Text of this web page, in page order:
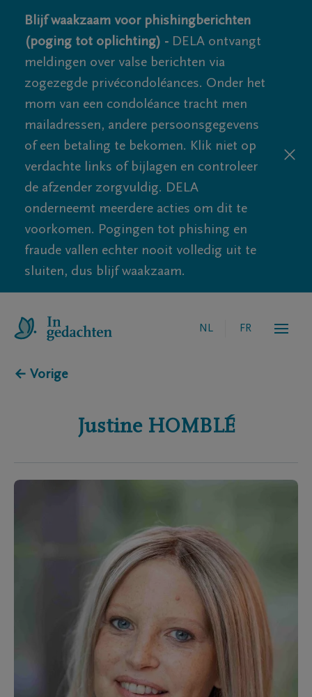
Blijf waakzaam voor phishingberichten
(poging tot oplichting) - DELA ontvangt
meldingen over valse berichten via
zogezegde privécondoléances. Onder het
mom van een condoléance tracht men
mailadressen, andere persoonsgegevens
of een betaling te bekomen. Klik niet op
verdachte links of bijlagen en controleer
de afzender zorgvuldig. DELA
onderneemt meerdere acties om dit te
voorkomen. Pogingen tot phishing en
fraude vallen echter nooit volledig uit te
sluiten, dus blijf waakzaam.
NL FR
← Vorige
Justine HOMBLÉ